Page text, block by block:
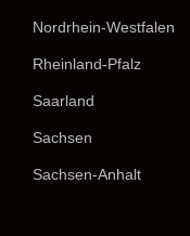
Nordrhein-Westfalen
Rheinland-Pfalz
Saarland
Sachsen
Sachsen-Anhalt